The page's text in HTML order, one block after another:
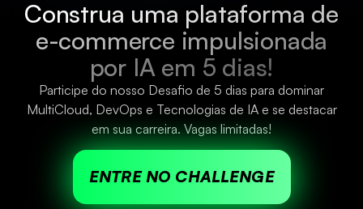
Construa uma plataforma de
e-commerce impulsionada
por IA em 5 dias!
Participe do nosso Desafio de 5 dias para dominar
MultiCloud, DevOps e Tecnologias de IA e se destacar
em sua carreira. Vagas limitadas!
ENTRE NO CHALLENGE